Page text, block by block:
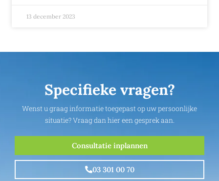
13 december 2023
Specifieke vragen?
Wenst u graag informatie toegepast op uw persoonlijke
situatie? Vraag dan hier een gesprek aan.
Consultatie inplannen
03 301 00 70